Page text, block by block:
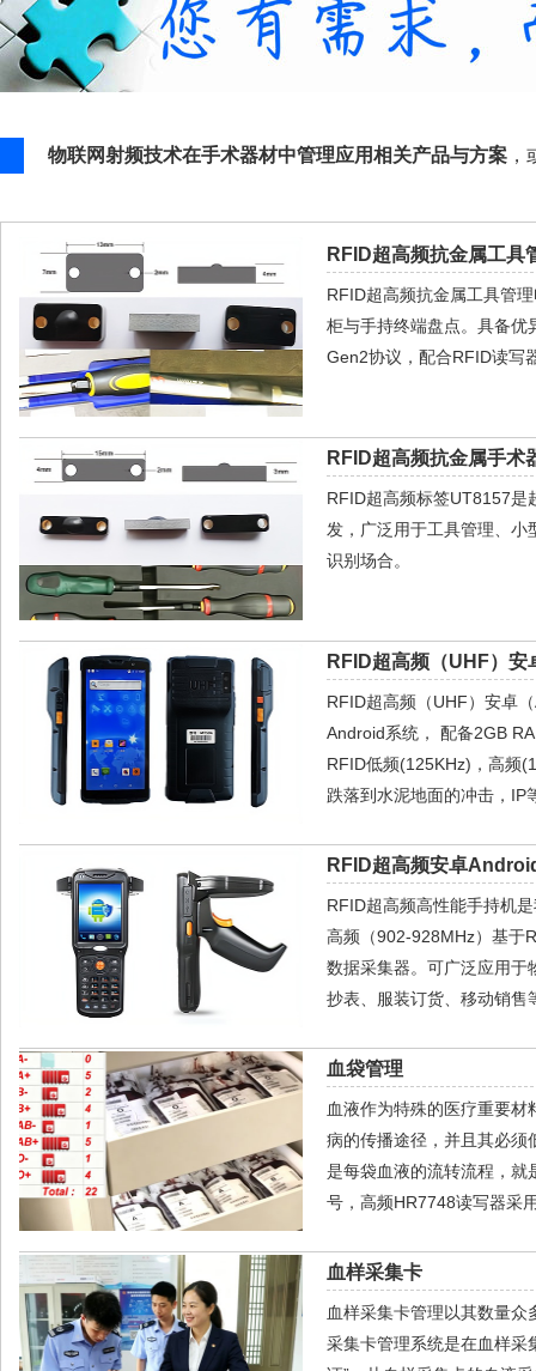
物联网射频技术在手术器材中管理应用相关产品与方案
RFID超高频抗金属工具
RFID超高频抗金属工具管
柜与手持终端盘点。具备优
Gen2协议，配合RFID读写
RFID超高频抗金属手术
RFID超高频标签UT8157是
发，广泛用于工具管理、
识别场合。
RFID超高频（UHF）
RFID超高频（UHF）安卓
Android系统， 配备2GB
RFID低频(125KHz)，高频
跌落到水泥地面的冲击，IP
RFID超高频安卓
RFID超高频高性能手持机
高频（902-928MHz）基于
数据采集器。可广泛应用于
抄表、服装订货、移动销售
血袋管理
血液作为特殊的医疗重要
病的传播途径，并且其必须
是每袋血液的流转流程，就
号，高频HR7748读写器采
血样采集卡
血样采集卡管理以其数量
采集卡管理系统是在血样采